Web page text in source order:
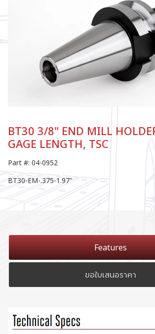
BT30 3/8" END MILL
GAGE LENGTH, TSC
Part #: 04-0952
BT30-EM-.375-1.97"
Features
ขอใบเสนอราคา